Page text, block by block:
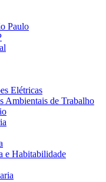
Paulo
Elétricas
Ambientais de Trabalho
e Habitabilidade